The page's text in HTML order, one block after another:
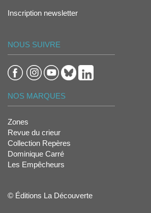
Inscription newsletter
NOUS SUIVRE
NOS MARQUES
Zones
Revue du crieur
Collection Repères
Dominique Carré
Les Empêcheurs
© Éditions La Découverte